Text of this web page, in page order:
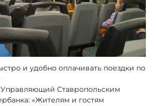
и удобно оплачивать поездки по
Ставропольским
«Жителям и гостям